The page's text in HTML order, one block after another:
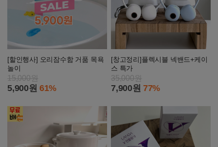
[할인행사] 오리잠수함 거품 목욕
놀이
15,000원
5,900원 61%
[창고정리]플렉시블 넥밴드+케이
스 특가
35,000원
7,900원 77%